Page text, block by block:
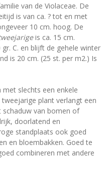
van de Violaceae. De
is van ca. ? tot en met
10 cm. hoog. De
is ca. 15 cm.
C. en blijft de gehele winter
is 20 cm. (25 st. per m2.) Is
slechts een enkele
plant verlangt een
van bomen of
doorlatend en
standplaats ook goed
en bloembakken. Goed te
combineren met andere